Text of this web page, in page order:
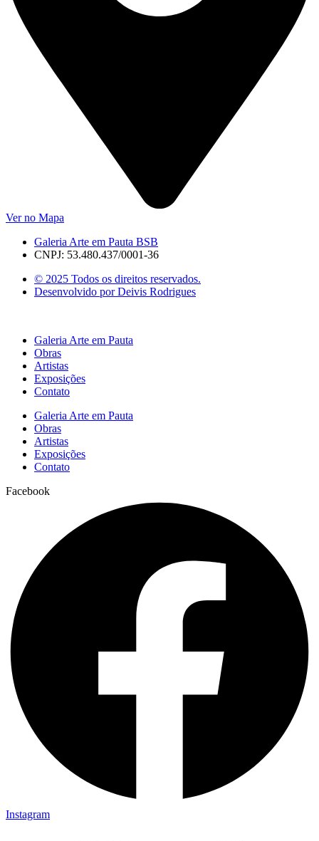
Ver no Mapa
Galeria Arte em Pauta BSB
CNPJ: 53.480.437/0001-36
© 2025 Todos os direitos reservados.
Desenvolvido por Deivis Rodrigues
Galeria Arte em Pauta
Obras
Artistas
Exposições
Contato
Galeria Arte em Pauta
Obras
Artistas
Exposições
Contato
Facebook
Instagram